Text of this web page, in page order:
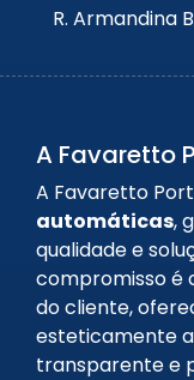
R. Armandina
A Favaretto
A Favaretto
automáticas,
qualidade e
compromisso é
do cliente,
esteticamente
transparente e